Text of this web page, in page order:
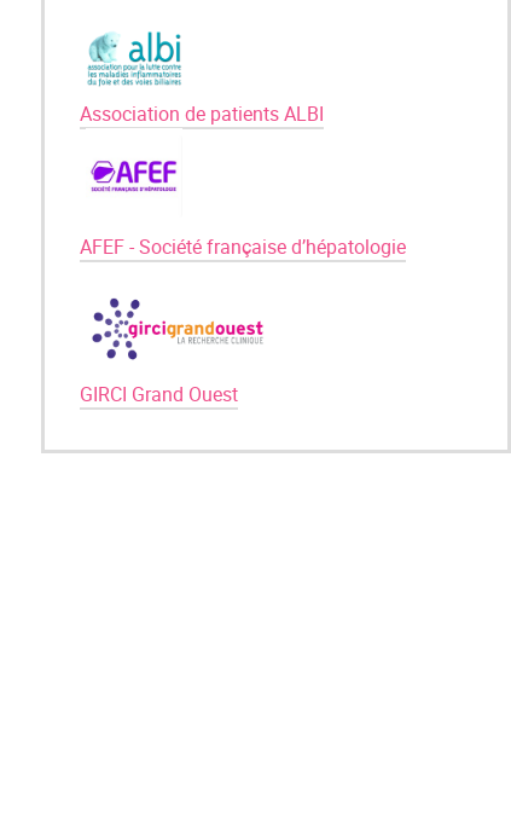
Association de patients ALBI
AFEF - Société française d’hépatologie
GIRCI Grand Ouest